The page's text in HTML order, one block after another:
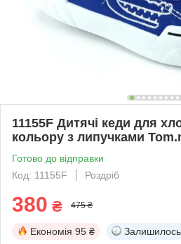
11155F Дитячі кеди для
кольору з липучками
Готово до відправки
Код: 11155F
Роздріб
380 ₴ 475 ₴
Економія 95 ₴ Залишилось